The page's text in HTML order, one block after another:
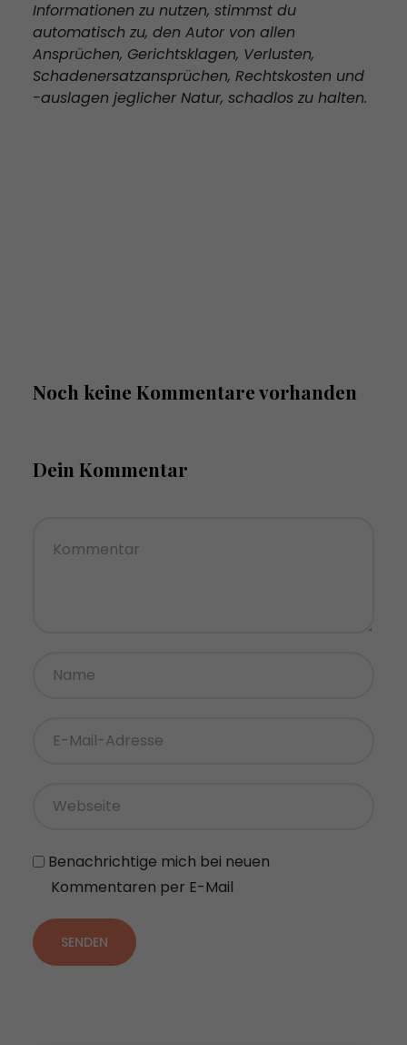
Informationen zu nutzen, stimmst du
automatisch zu, den Autor von allen
Ansprüchen, Gerichtsklagen, Verlusten,
Schadenersatzansprüchen, Rechtskosten und
-auslagen jeglicher Natur, schadlos zu halten.
Noch keine Kommentare vorhanden
Dein Kommentar
Benachrichtige mich bei neuen
Kommentaren per E-Mail
SENDEN